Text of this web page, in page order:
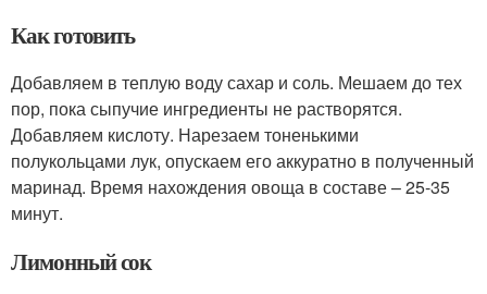
Как готовить
Добавляем в теплую воду сахар и соль. Мешаем до тех
пор, пока сыпучие ингредиенты не растворятся.
Добавляем кислоту. Нарезаем тоненькими
полукольцами лук, опускаем его аккуратно в полученный
маринад. Время нахождения овоща в составе – 25-35
минут.
Лимонный сок